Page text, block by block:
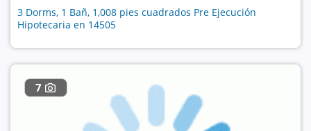
3 Dorms, 1 Bañ, 1,008 pies cuadrados Pre Ejecución
Hipotecaria en 14505
7